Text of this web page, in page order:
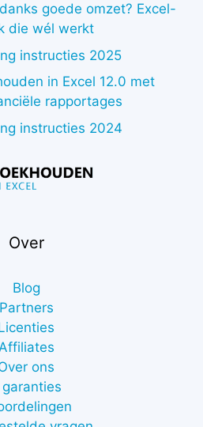
goede omzet? Excel-
die wél werkt
instructies 2025
in Excel 12.0 met
rapportages
instructies 2024
Over
Blog
Partners
Affiliates
ons